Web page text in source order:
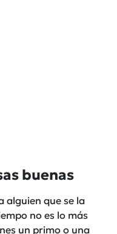
buenas
alguien que se la
no es lo más
un primo o una